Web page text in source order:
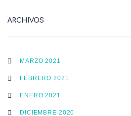
ARCHIVOS
MARZO 2021
FEBRERO 2021
ENERO 2021
DICIEMBRE 2020